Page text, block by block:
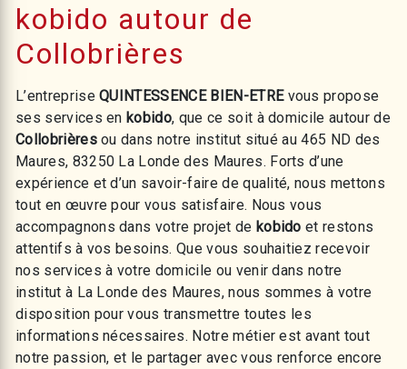
kobido autour de
Collobrières
L’entrepriseQUINTESSENCE BIEN-ETREvous propose
ses services enkobido, que ce soit à domicile autour de
Collobrièresou dans notre institut situé au 465 ND des
Maures, 83250 La Londe des Maures. Forts d’une
expérience et d’un savoir-faire de qualité, nous mettons
tout en œuvre pour vous satisfaire. Nous vous
accompagnons dans votre projet de kobido et restons
attentifs à vos besoins. Que vous souhaitiez recevoir
nos services à votre domicile ou venir dans notre
institut à La Londe des Maures, nous sommes à votre
disposition pour vous transmettre toutes les
informations nécessaires. Notre métier est avant tout
notre passion, et le partager avec vous renforce encore